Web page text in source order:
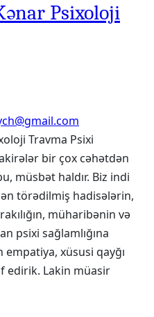
Psixoloji
Travma Psixi
bir çox cəhətdən
müsbət haldır. Biz indi
törədilmiş hadisələrin,
müharibənin və
psixi sağlamlığına
xüsusi qayğı
edirik. Lakin müasir